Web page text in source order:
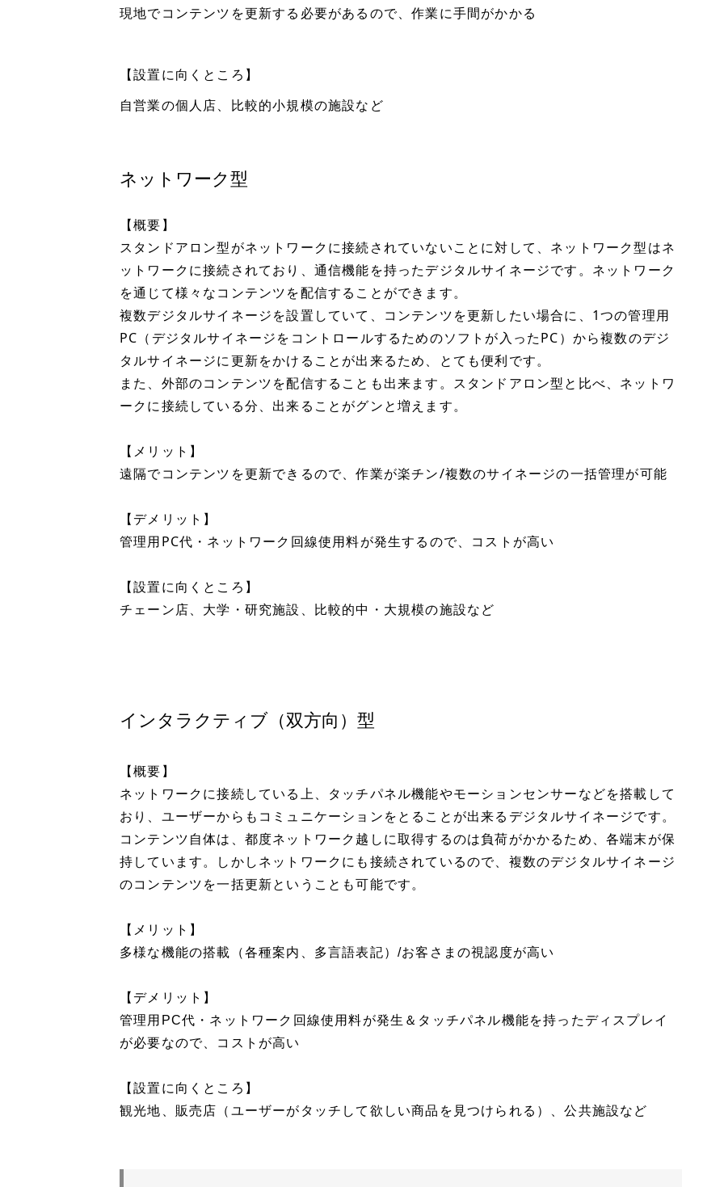
現地でコンテンツを更新する必要があるので、作業に手間がかかる
【設置に向くところ】
自営業の個人店、比較的小規模の施設など
ネットワーク型
【概要】
スタンドアロン型がネットワークに接続されていないことに対して、ネットワーク型はネ
ットワークに接続されており、通信機能を持ったデジタルサイネージです。ネットワーク
を通じて様々なコンテンツを配信することができます。
複数デジタルサイネージを設置していて、コンテンツを更新したい場合に、1つの管理用
PC（デジタルサイネージをコントロールするためのソフトが入ったPC）から複数のデジ
タルサイネージに更新をかけることが出来るため、とても便利です。
また、外部のコンテンツを配信することも出来ます。スタンドアロン型と比べ、ネットワ
ークに接続している分、出来ることがグンと増えます。
【メリット】
遠隔でコンテンツを更新できるので、作業が楽チン/複数のサイネージの一括管理が可能
【デメリット】
管理用PC代・ネットワーク回線使用料が発生するので、コストが高い
【設置に向くところ】
チェーン店、大学・研究施設、比較的中・大規模の施設など
インタラクティブ（双方向）型
【概要】
ネットワークに接続している上、タッチパネル機能やモーションセンサーなどを搭載して
おり、ユーザーからもコミュニケーションをとることが出来るデジタルサイネージです。
コンテンツ自体は、都度ネットワーク越しに取得するのは負荷がかかるため、各端末が保
持しています。しかしネットワークにも接続されているので、複数のデジタルサイネージ
のコンテンツを一括更新ということも可能です。
【メリット】
多様な機能の搭載（各種案内、多言語表記）/お客さまの視認度が高い
【デメリット】
管理用PC代・ネットワーク回線使用料が発生＆タッチパネル機能を持ったディスプレイ
が必要なので、コストが高い
【設置に向くところ】
観光地、販売店（ユーザーがタッチして欲しい商品を見つけられる）、公共施設など